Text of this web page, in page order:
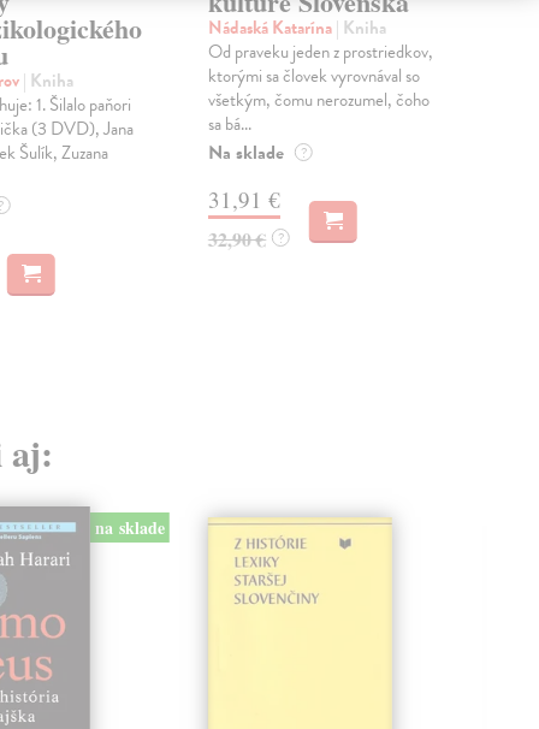
| Kniha
1. Šilalo paňori
(3 DVD), Jana
Šulík, Zuzana
Nádaská Katarína| Kniha
Od praveku jeden z prostriedkov,
ktorými sa človek vyrovnával so
všetkým, čomu nerozumel, čoho
sa bá...
Na sklade ?
31,91 €
32,90 € ?
aj:
na sklade